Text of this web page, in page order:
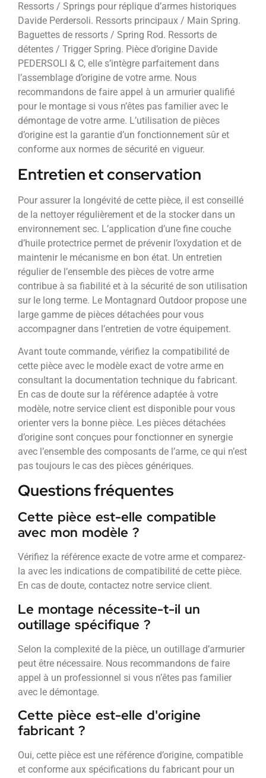
Ressorts / Springs pour réplique d’armes historiques
Davide Perdersoli. Ressorts principaux / Main Spring.
Baguettes de ressorts / Spring Rod. Ressorts de
détentes / Trigger Spring. Pièce d’origine Davide
PEDERSOLI & C, elle s’intègre parfaitement dans
l’assemblage d’origine de votre arme. Nous
recommandons de faire appel à un armurier qualifié
pour le montage si vous n’êtes pas familier avec le
démontage de votre arme. L’utilisation de pièces
d’origine est la garantie d’un fonctionnement sûr et
conforme aux normes de sécurité en vigueur.
Entretien et conservation
Pour assurer la longévité de cette pièce, il est conseillé
de la nettoyer régulièrement et de la stocker dans un
environnement sec. L’application d’une fine couche
d’huile protectrice permet de prévenir l’oxydation et de
maintenir le mécanisme en bon état. Un entretien
régulier de l’ensemble des pièces de votre arme
contribue à sa fiabilité et à la sécurité de son utilisation
sur le long terme. Le Montagnard Outdoor propose une
large gamme de pièces détachées pour vous
accompagner dans l’entretien de votre équipement.
Avant toute commande, vérifiez la compatibilité de
cette pièce avec le modèle exact de votre arme en
consultant la documentation technique du fabricant.
En cas de doute sur la référence adaptée à votre
modèle, notre service client est disponible pour vous
orienter vers la bonne pièce. Les pièces détachées
d’origine sont conçues pour fonctionner en synergie
avec l’ensemble des composants de l’arme, ce qui n’est
pas toujours le cas des pièces génériques.
Questions fréquentes
Cette pièce est-elle compatible
avec mon modèle ?
Vérifiez la référence exacte de votre arme et comparez-
la avec les indications de compatibilité de cette pièce.
En cas de doute, contactez notre service client.
Le montage nécessite-t-il un
outillage spécifique ?
Selon la complexité de la pièce, un outillage d’armurier
peut être nécessaire. Nous recommandons de faire
appel à un professionnel si vous n’êtes pas familier
avec le démontage.
Cette pièce est-elle d'origine
fabricant ?
Oui, cette pièce est une référence d’origine, compatible
et conforme aux spécifications du fabricant pour un